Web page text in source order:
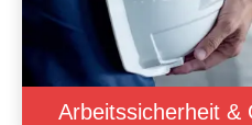
Arbeitssicherheit &